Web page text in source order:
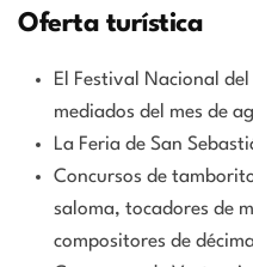
Oferta turística
El Festival Nacional
mediados del mes de
La Feria de San
Concursos de
saloma, tocadores de
compositores de